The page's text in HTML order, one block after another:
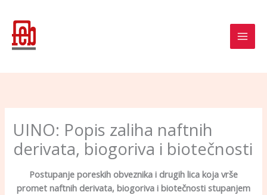
content
UINO: Popis zaliha naftnih
derivata, biogoriva i biotečnosti
Postupanje poreskih obveznika i drugih lica koja vrše
promet naftnih derivata, biogoriva i biotečnosti stupanjem